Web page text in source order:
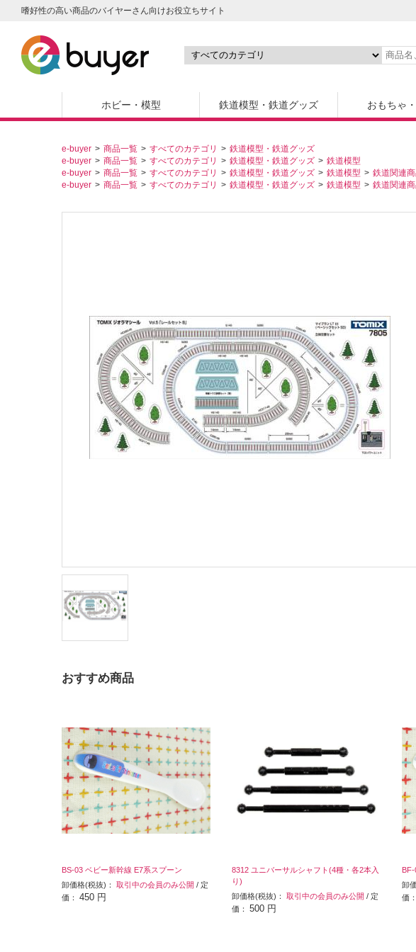
嗜好性の高い商品のバイヤーさん向けお役立ちサイト
ホビー・模型 鉄道模型・鉄道グッズ おもちゃ
e-buyer 商品一覧 すべてのカテゴリ
鉄道模型・鉄道グッズ
e-buyer
商品一覧 すべてのカテゴリ 鉄道模型・鉄道グッズ
鉄道模型
e-buyer
商品一覧 すべてのカテゴリ 鉄道模型・鉄道グッズ 鉄道模型
鉄道関連
e-buyer
商品一覧 すべてのカテゴリ 鉄道模型・鉄道グッズ 鉄道模型 鉄道関連
おすすめ商品
BS-03 ベビー新幹線 E7系スプーン
卸価格(税抜)： 取引中の会員のみ公開 / 定
価： 450 円
8312 ユニバーサルシャフト(4種・各2本入
り)
卸価格(税抜)： 取引中の会員のみ公開 / 定
価： 500 円
卸
価：